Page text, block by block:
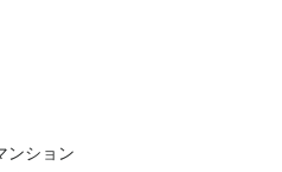
ンション